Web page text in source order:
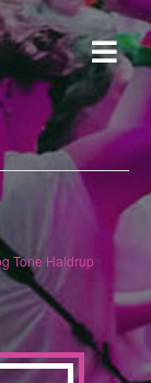
Tone Haldrup